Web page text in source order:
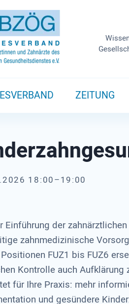
ZEITUNG
18:00–19:00
Einführung der
zahnmedizinische
FUZ1 bis FUZ6
Kontrolle auch Aufklärung
für Ihre Praxis: mehr
und gesündere